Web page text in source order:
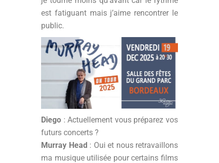
est fatiguant mais j’aime rencontrer le
public.
Diego : Actuellement vous préparez vos
futurs concerts ?
Murray Head : Oui et nous retravaillons
ma musique utilisée pour certains films